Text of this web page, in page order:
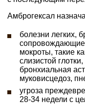
Амброгексал
болезни легких,
мокроты, такие
слизистой
бронхиальная
муковисцедоз,
угроза
28-34 недели с